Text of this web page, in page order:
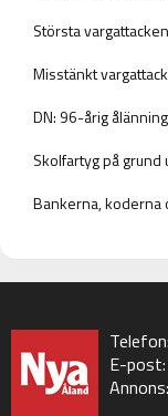
Största
Misstänkt
DN: 96-årig
Skolfartyg på
Bankerna, koderna
E-post:
Annons: